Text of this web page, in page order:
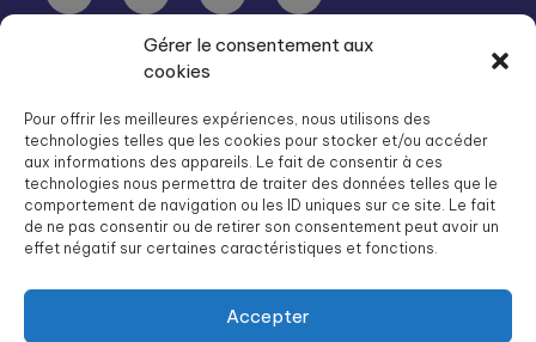
Gérer le consentement aux
cookies
Pour offrir les meilleures expériences, nous utilisons des
technologies telles que les cookies pour stocker et/ou accéder
aux informations des appareils. Le fait de consentir à ces
technologies nous permettra de traiter des données telles que le
comportement de navigation ou les ID uniques sur ce site. Le fait
de ne pas consentir ou de retirer son consentement peut avoir un
effet négatif sur certaines caractéristiques et fonctions.
Accepter
Groupe SOS Seniors est une association du Groupe SOS
dg.seniors@groupe-sos.org
ARPAVIE est une association du Groupe SOS